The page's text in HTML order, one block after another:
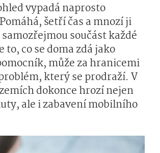
vypadá naprosto
šetří čas a mnozí ji
součást každé
to, co se doma zdá jako
může za hranicemi
který se prodraží. V
dokonce hrozí nejen
ale i zabavení mobilního